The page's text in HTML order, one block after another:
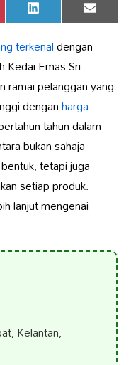
Share
on
LinkedIn Share
on
Email
terkenaldengan
Kedai Emas Sri
ramai pelanggan yang
denganharga
tahun dalam
bukan sahaja
tetapi juga
setiap produk.
lanjut mengenai
Kelantan,